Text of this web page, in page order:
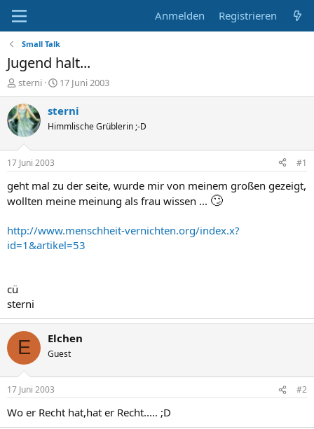
Anmelden Registrieren
Small Talk
Jugend halt...
E
r
s
t
e
e
r
sterni
E
r
s
e
t
a
m
17 Juni 2003
sterni
Himmlische Grüblerin ;-D
17 Juni 2003 #1
geht mal zu der seite, wurde mir von meinem großen gezeigt,
wollten meine meinung als frau wissen ... 🙄
http://www.menschheit-vernichten.org/index.x?
id=1&artikel=53
cü
sterni
E Elchen
Guest
17 Juni 2003 #2
Wo er Recht hat,hat er Recht..... ;D